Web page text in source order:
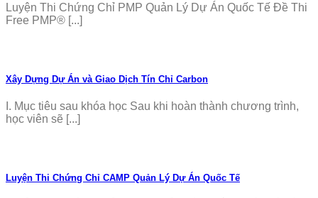
Luyện Thi Chứng Chỉ PMP Quản Lý Dự Án Quốc Tế Đề Thi
Free PMP® [...]
Xây Dựng Dự Án và Giao Dịch Tín Chỉ Carbon
I. Mục tiêu sau khóa học Sau khi hoàn thành chương trình,
học viên sẽ [...]
Luyện Thi Chứng Chỉ CAMP Quản Lý Dự Án Quốc Tế